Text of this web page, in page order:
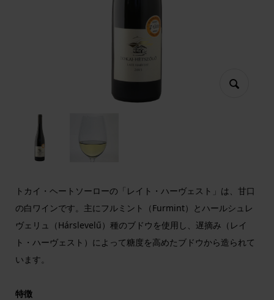
トカイ・ヘートソーローの「レイト・ハーヴェスト」は、甘口
の白ワインです。主にフルミント（Furmint）とハールシュレ
ヴェリュ（Hárslevelű）種のブドウを使用し、遅摘み（レイ
ト・ハーヴェスト）によって糖度を高めたブドウから造られて
います。
特徴